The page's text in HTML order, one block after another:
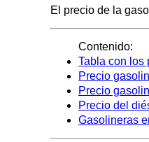
El precio de la
Contenido:
Tabla con los
Precio
Precio
Precio del
Gasolineras